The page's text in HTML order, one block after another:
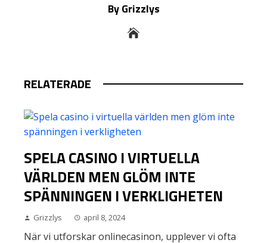
By Grizzlys
RELATERADE
SPELA CASINO I VIRTUELLA
VÄRLDEN MEN GLÖM INTE
SPÄNNINGEN I VERKLIGHETEN
Grizzlys april 8, 2024
När vi utforskar onlinecasinon, upplever vi ofta